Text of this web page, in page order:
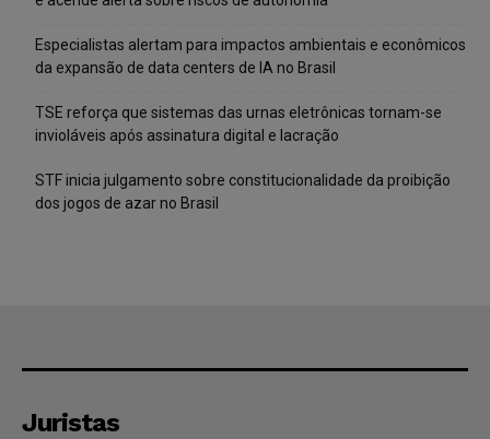
Especialistas alertam para impactos ambientais e econômicos
da expansão de data centers de IA no Brasil
TSE reforça que sistemas das urnas eletrônicas tornam-se
invioláveis após assinatura digital e lacração
STF inicia julgamento sobre constitucionalidade da proibição
dos jogos de azar no Brasil
Juristas